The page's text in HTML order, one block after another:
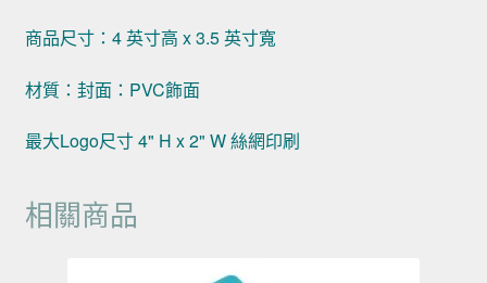
商品尺寸：4 英寸高 x 3.5 英寸寬
材質：封面：PVC飾面
最大Logo尺寸 4" H x 2" W 絲網印刷
相關商品